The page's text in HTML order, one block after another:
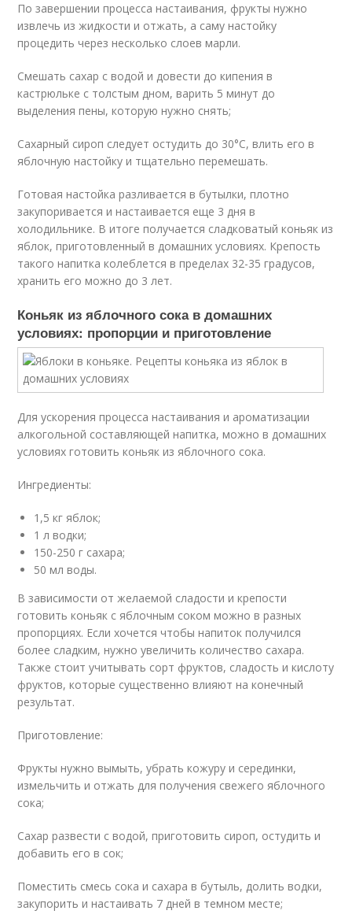
По завершении процесса настаивания, фрукты нужно
извлечь из жидкости и отжать, а саму настойку
процедить через несколько слоев марли.
Смешать сахар с водой и довести до кипения в
кастрюльке с толстым дном, варить 5 минут до
выделения пены, которую нужно снять;
Сахарный сироп следует остудить до 30°C, влить его в
яблочную настойку и тщательно перемешать.
Готовая настойка разливается в бутылки, плотно
закупоривается и настаивается еще 3 дня в
холодильнике. В итоге получается сладковатый коньяк из
яблок, приготовленный в домашних условиях. Крепость
такого напитка колеблется в пределах 32-35 градусов,
хранить его можно до 3 лет.
Коньяк из яблочного сока в домашних
условиях: пропорции и приготовление
Для ускорения процесса настаивания и ароматизации
алкогольной составляющей напитка, можно в домашних
условиях готовить коньяк из яблочного сока.
Ингредиенты:
1,5 кг яблок;
1 л водки;
150-250 г сахара;
50 мл воды.
В зависимости от желаемой сладости и крепости
готовить коньяк с яблочным соком можно в разных
пропорциях. Если хочется чтобы напиток получился
более сладким, нужно увеличить количество сахара.
Также стоит учитывать сорт фруктов, сладость и кислоту
фруктов, которые существенно влияют на конечный
результат.
Приготовление:
Фрукты нужно вымыть, убрать кожуру и серединки,
измельчить и отжать для получения свежего яблочного
сока;
Сахар развести с водой, приготовить сироп, остудить и
добавить его в сок;
Поместить смесь сока и сахара в бутыль, долить водки,
закупорить и настаивать 7 дней в темном месте;